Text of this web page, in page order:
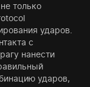
только
ударов.
с
нанести
ударов,